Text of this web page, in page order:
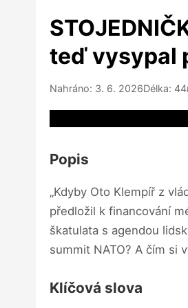
teď vysypal
Nahráno: 3. 6. 2026Délka:
Popis
„Kdyby Oto Klempíř z
předložil k financování
škatulata s agendou
summit NATO? A čím si
Klíčová slova